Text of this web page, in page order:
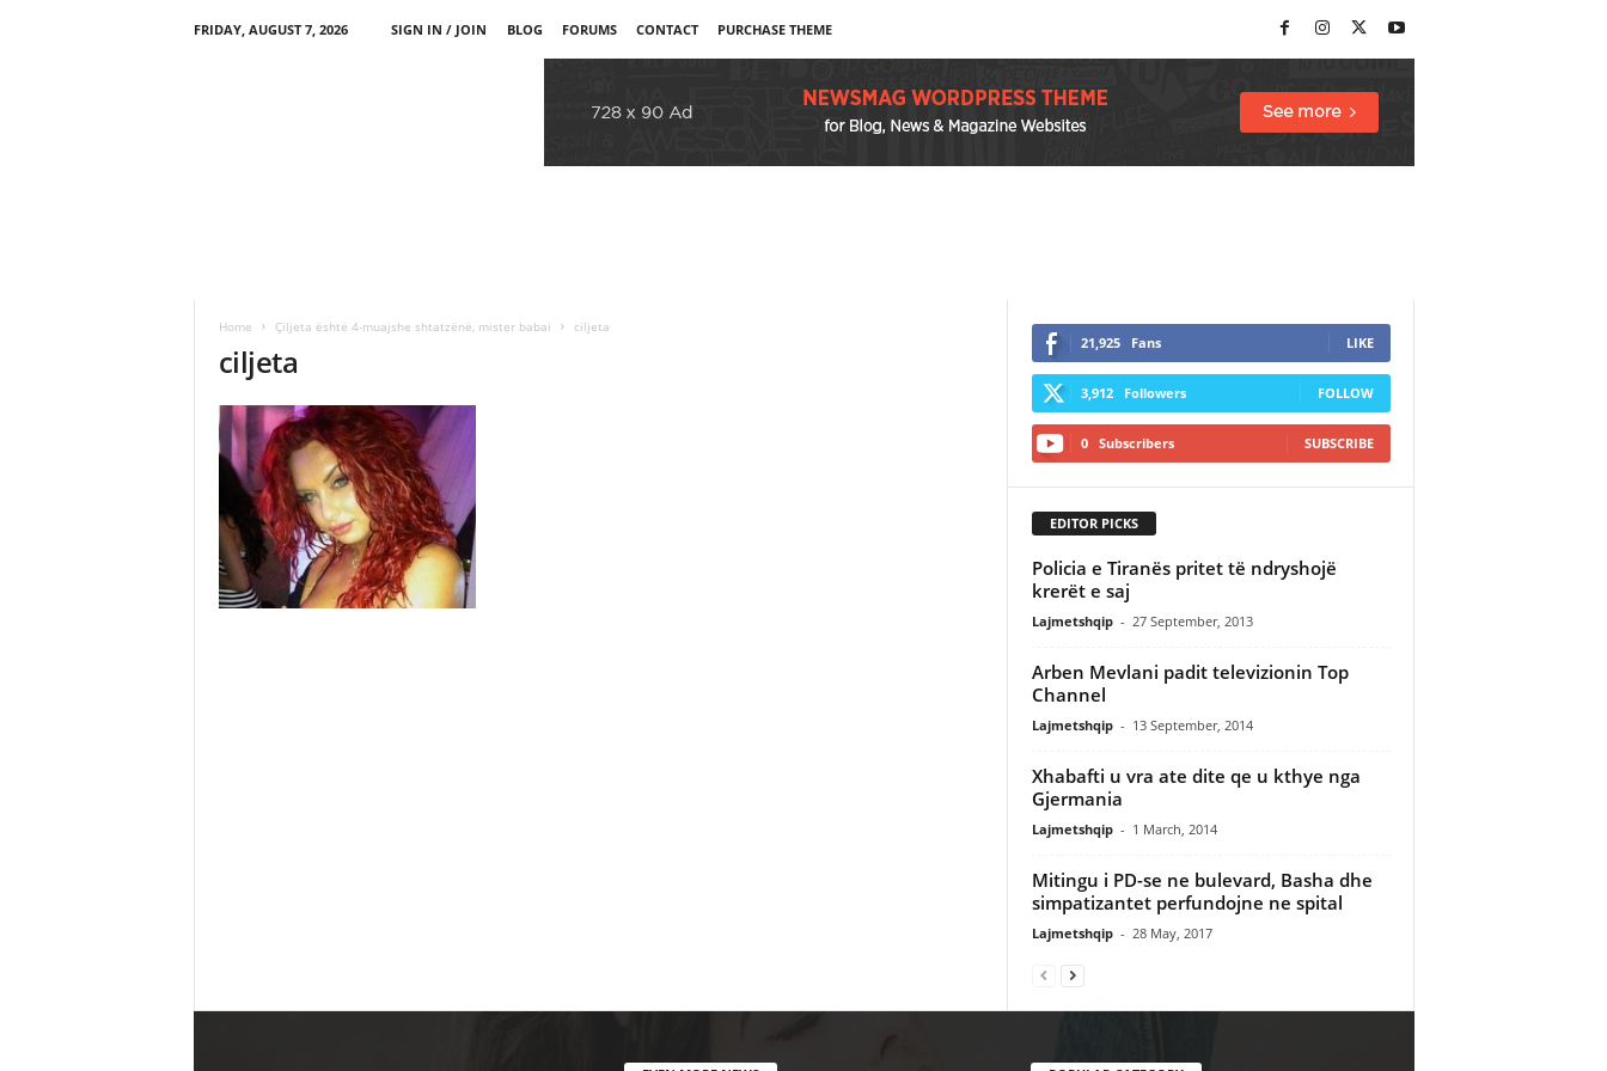
FRIDAY, AUGUST 7, 2026 SIGN IN / JOIN BLOG FORUMS CONTACT PURCHASE THEME
Home Çiljeta është 4-muajshe shtatzënë, mister babai ciljeta
ciljeta 21,925 Fans LIKE
3,912 Followers FOLLOW
0 Subscribers SUBSCRIBE
EDITOR PICKS
Policia e Tiranës pritet të ndryshojë
krerët e saj
Lajmetshqip - 27 September, 2013
Arben Mevlani padit televizionin Top
Channel
Lajmetshqip - 13 September, 2014
Xhabafti u vra ate dite qe u kthye nga
Gjermania
Lajmetshqip - 1 March, 2014
Mitingu i PD-se ne bulevard, Basha dhe
simpatizantet perfundojne ne spital
Lajmetshqip - 28 May, 2017